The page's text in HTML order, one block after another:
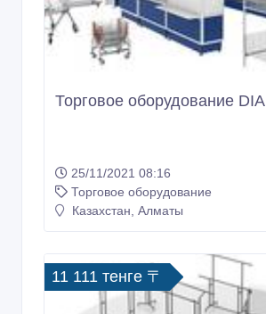
Торговое оборудование DIA
25/11/2021 08:16
Торговое оборудование
Казахстан, Алматы
11 111 тенге 〒